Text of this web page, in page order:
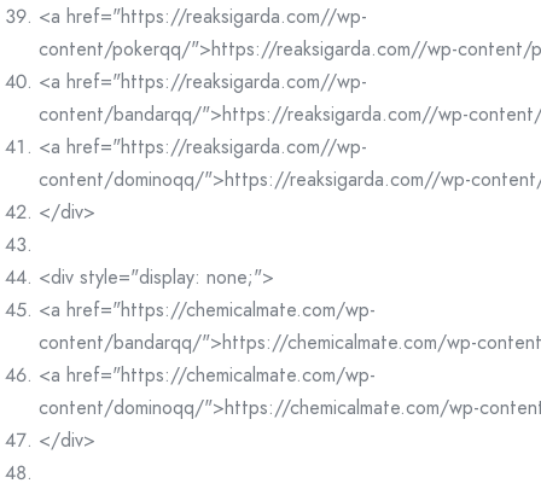
<a href="https://reaksigarda.com//wp-
content/pokerqq/">https://reaksigarda.com//wp-content/
<a href="https://reaksigarda.com//wp-
content/bandarqq/">https://reaksigarda.com//wp-
<a href="https://reaksigarda.com//wp-
content/dominoqq/">https://reaksigarda.com//wp-
</div>
<div style="display: none;">
<a href="https://chemicalmate.com/wp-
content/bandarqq/">https://chemicalmate.com/wp-
<a href="https://chemicalmate.com/wp-
content/dominoqq/">https://chemicalmate.com/wp-
</div>